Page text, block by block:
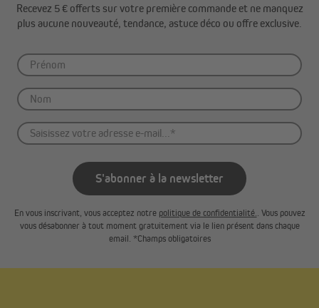
Recevez 5 € offerts sur votre première commande et ne manquez
plus aucune nouveauté, tendance, astuce déco ou offre exclusive.
S'abonner à la newsletter
En vous inscrivant, vous acceptez notre politique de confidentialité. . Vous pouvez
vous désabonner à tout moment gratuitement via le lien présent dans chaque
email. *Champs obligatoires